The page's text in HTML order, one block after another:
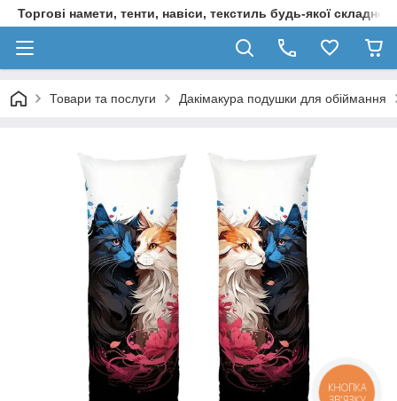
Торгові намети, тенти, навіси, текстиль будь-якої
Товари та послуги Дакімакура подушки для обіймання
КНОПКА